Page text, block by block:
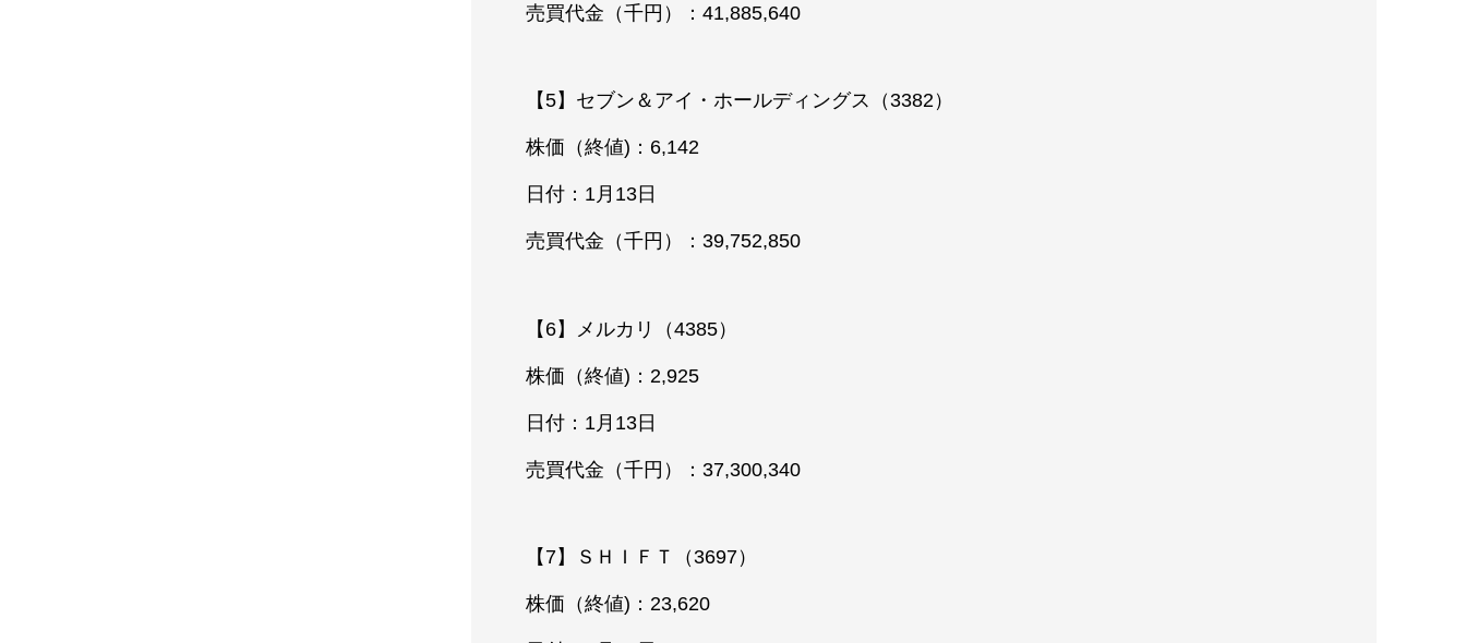
売買代金（千円）：41,885,640
【5】セブン＆アイ・ホールディングス（3382）
株価（終値)：6,142
日付：1月13日
売買代金（千円）：39,752,850
【6】メルカリ（4385）
株価（終値)：2,925
日付：1月13日
売買代金（千円）：37,300,340
【7】ＳＨＩＦＴ（3697）
株価（終値)：23,620